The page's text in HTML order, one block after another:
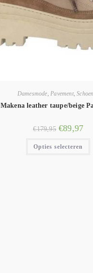
Damesmode Pavement,
Makena leather taupe/beige
€179,95 €89,97
Opties selecteren